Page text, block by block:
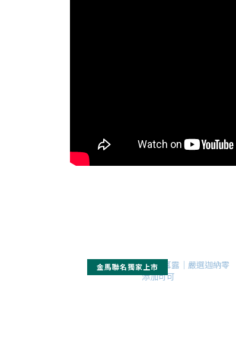
金馬聯名獨家上市